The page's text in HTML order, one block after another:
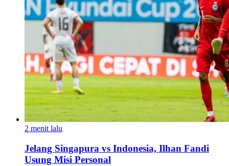
2 menit lalu
Jelang Singapura vs Indonesia, Ilhan Fandi
Usung Misi Personal